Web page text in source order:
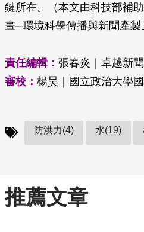
鍵所在。（本文由科技部補
畫─環境科學傳播與新聞產製
責任編輯： 張春炎｜卓越新
審校： 楊昊｜國立政治大學
防洪力(4) 水(19)
推薦文章